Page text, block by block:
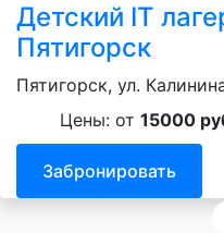
Детский IT
Пятигорск
Пятигорск, ул.
Цены: от 15000
Забронировать